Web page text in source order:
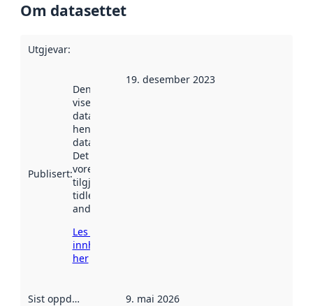
Om datasettet
Utgjevar:
Publisert:
Denne datoen
viser når
datasettet vart
henta inn av
data.norge.no.
Det kan ha
vore
tilgjengeleg
tidlegare
andre stader.
Les meir om
innhenting
her
19. desember 2023
Sist oppdatert 9. mai 2026